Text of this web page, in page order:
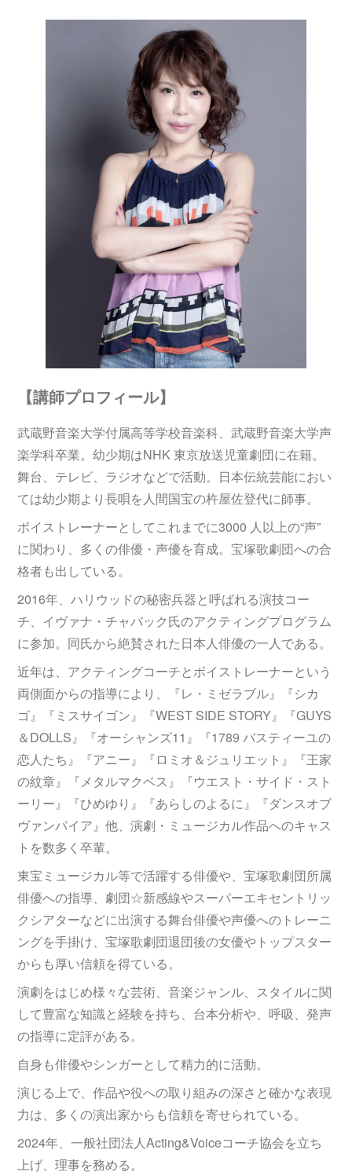
【講師プロフィール】
武蔵野音楽大学付属高等学校音楽科、武蔵野音楽大学声
楽学科卒業。幼少期はNHK 東京放送児童劇団に在籍。
舞台、テレビ、ラジオなどで活動。日本伝統芸能におい
ては幼少期より長唄を人間国宝の杵屋佐登代に師事。
ボイストレーナーとしてこれまでに3000 人以上の“声”
に関わり、多くの俳優・声優を育成。宝塚歌劇団への合
格者も出している。
2016年、ハリウッドの秘密兵器と呼ばれる演技コー
チ、イヴァナ・チャバック氏のアクティングプログラム
に参加。同氏から絶賛された日本人俳優の一人である。
近年は、アクティングコーチとボイストレーナーという
両側面からの指導により、『レ・ミゼラブル』『シカ
ゴ』『ミスサイゴン』『WEST SIDE STORY』『GUYS
＆DOLLS』『オーシャンズ11』『1789 バスティーユの
恋人たち』『アニー』『ロミオ＆ジュリエット』『王家
の紋章』『メタルマクベス』『ウエスト・サイド・スト
ーリー』『ひめゆり』『あらしのよるに』『ダンスオブ
ヴァンパイア』他、演劇・ミュージカル作品へのキャス
トを数多く卒輩。
東宝ミュージカル等で活躍する俳優や、宝塚歌劇団所属
俳優への指導、劇団☆新感線やスーパーエキセントリッ
クシアターなどに出演する舞台俳優や声優へのトレーニ
ングを手掛け、宝塚歌劇団退団後の女優やトップスター
からも厚い信頼を得ている。
演劇をはじめ様々な芸術、音楽ジャンル、スタイルに関
して豊富な知識と経験を持ち、台本分析や、呼吸、発声
の指導に定評がある。
自身も俳優やシンガーとして精力的に活動。
演じる上で、作品や役への取り組みの深さと確かな表現
力は、多くの演出家からも信頼を寄せられている。
2024年、一般社団法人Acting&Voiceコーチ協会を立ち
上げ、理事を務める。